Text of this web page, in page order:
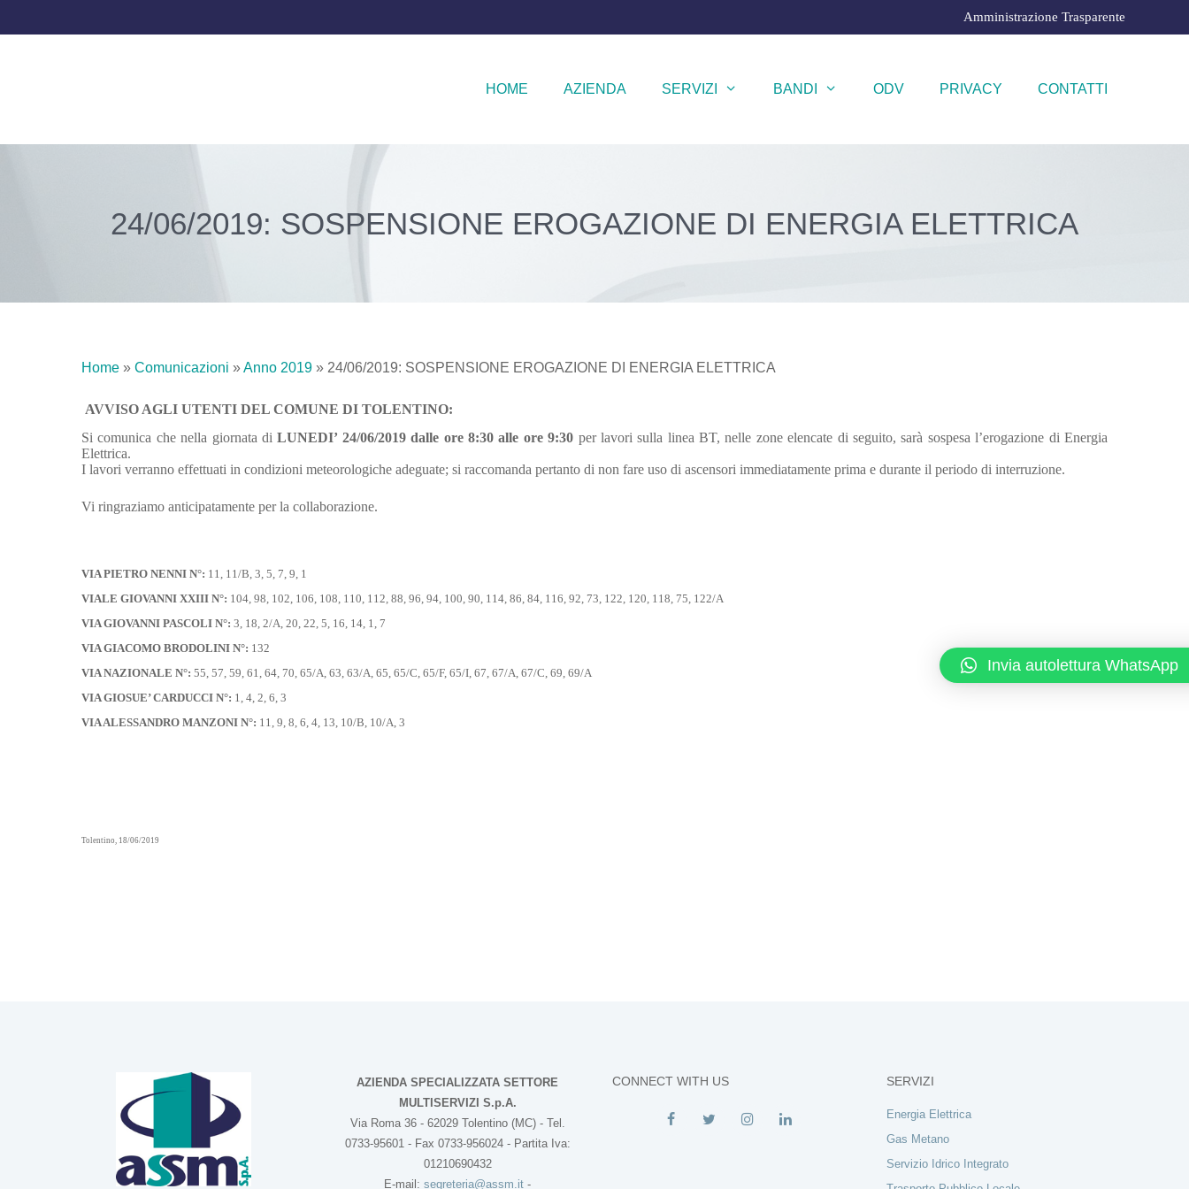
Amministrazione Trasparente
HOME AZIENDA SERVIZI BANDI ODV PRIVACY CONTATTI
24/06/2019: SOSPENSIONE EROGAZIONE DI ENERGIA ELETTRICA
Home » Comunicazioni »Anno 2019 » 24/06/2019: SOSPENSIONE EROGAZIONE DI ENERGIA ELETTRICA
AVVISO AGLI UTENTI DEL COMUNE DI TOLENTINO:
Si comunica che nella giornata di LUNEDI’ 24/06/2019 dalle ore 8:30 alle ore 9:30 per lavori sulla linea BT, nelle zone elencate di seguito, sarà sospesa l’erogazione di Energia
Elettrica.
I lavori verranno effettuati in condizioni meteorologiche adeguate; si raccomanda pertanto di non fare uso di ascensori immediatamente prima e durante il periodo di interruzione.
Vi ringraziamo anticipatamente per la collaborazione.
VIA PIETRO NENNI N°: 11, 11/B, 3, 5, 7, 9, 1
VIALE GIOVANNI XXIII N°: 104, 98, 102, 106, 108, 110, 112, 88, 96, 94, 100, 90, 114, 86, 84, 116, 92, 73, 122, 120, 118, 75, 122/A
VIA GIOVANNI PASCOLI N°: 3, 18, 2/A, 20, 22, 5, 16, 14, 1, 7
VIA GIACOMO BRODOLINI N°: 132
VIA NAZIONALE N°: 55, 57, 59, 61, 64, 70, 65/A, 63, 63/A, 65, 65/C, 65/F, 65/I, 67, 67/A, 67/C, 69, 69/A
VIA GIOSUE’ CARDUCCI N°: 1, 4, 2, 6, 3
VIA ALESSANDRO MANZONI N°: 11, 9, 8, 6, 4, 13, 10/B, 10/A, 3
Tolentino, 18/06/2019
AZIENDA SPECIALIZZATA SETTORE
MULTISERVIZI S.p.A.
Via Roma 36 - 62029 Tolentino (MC) - Tel.
0733-95601 - Fax 0733-956024 - Partita Iva:
01210690432
E-mail: segreteria@assm.it -
CONNECT WITH US SERVIZI
Energia Elettrica
Gas Metano
Servizio Idrico Integrato
Invia autolettura WhatsApp